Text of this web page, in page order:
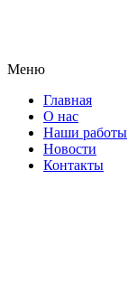
Меню
Главная
О нас
Наши работы
Новости
Контакты